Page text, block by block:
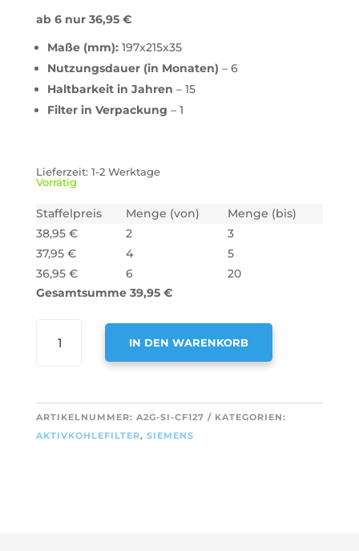
ab 6 nur 36,95 €
Maße (mm): 197x215x35
Nutzungsdauer (in Monaten) – 6
Haltbarkeit in Jahren – 15
Filter in Verpackung – 1
Lieferzeit: 1-2 Werktage
Vorrätig
Staffelpreis Menge (von)
Menge (bis)
38,95 € 2
3
37,95 € 4
5
36,95 € 6
20
Gesamtsumme 39,95 €
AKTIVKOHLEFILTER
17006795
/
LZ10DXA00
IN DEN WARENKORB
T
E
ARTIKELNUMMER: A2G-SI-CF127
KATEGORIEN:
AKTIVKOHLEFILTER, SIEMENS